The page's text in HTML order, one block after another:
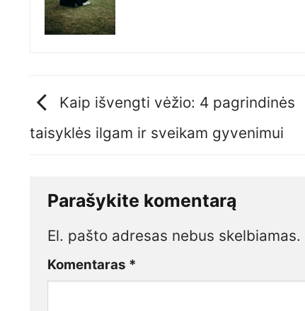
Kaip išvengti vėžio: 4 pagrindinės
taisyklės ilgam ir sveikam gyvenimui
Parašykite komentarą
El. pašto adresas nebus skelbiamas.
Komentaras *